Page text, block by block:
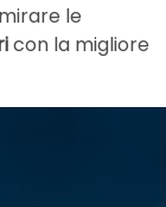
le
con la migliore